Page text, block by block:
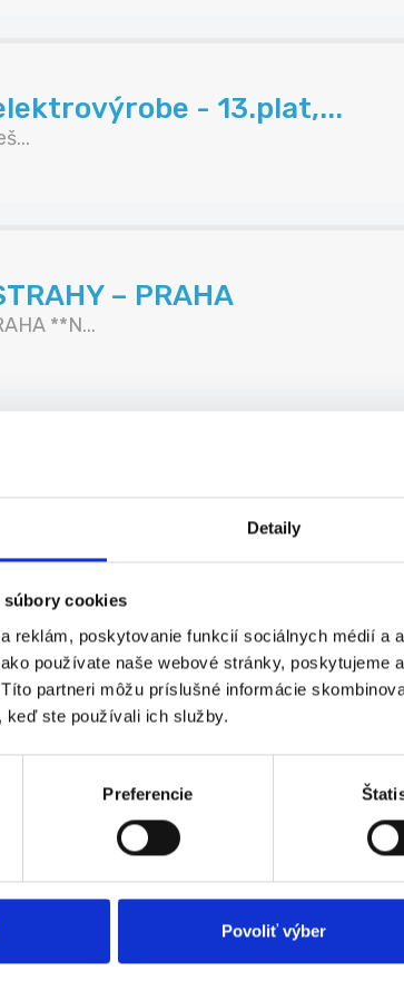
Detaily
cookies
reklám, poskytovanie funkcií sociálnych médií a
používate naše webové stránky, poskytujeme
partneri môžu príslušné informácie
ste používali ich služby.
Preferencie
Povoliť výber
- 13.plat,...
– PRAHA
**N...
zaškolením |Doprava ...